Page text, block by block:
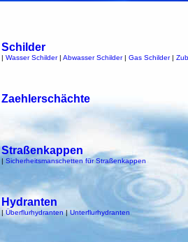
Schilder
| Wasser Schilder| Abwasser Schilder| Gas Schilder|
Zaehlerschächte
Straßenkappen
| Sicherheitsmanschetten für Straßenkappen
Hydranten
|Überflurhydranten|Unterflurhydranten